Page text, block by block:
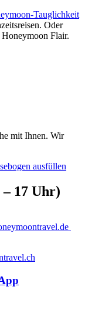
Tauglichkeit
Oder
Flair.
mit Ihnen. Wir
ausfüllen
– 17 Uhr)